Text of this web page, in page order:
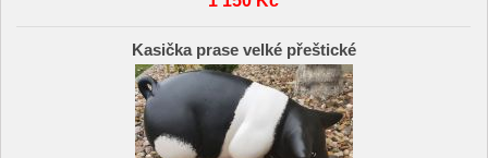
Kasička prase velké přeštické